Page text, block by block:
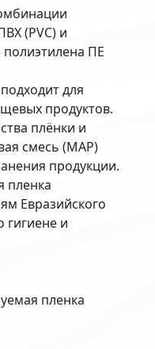
(PVC) и
ПЕ
для
продуктов.
плёнки и
смесь (MAP)
продукции.
пленка
Евразийского
гигиене и
пленка